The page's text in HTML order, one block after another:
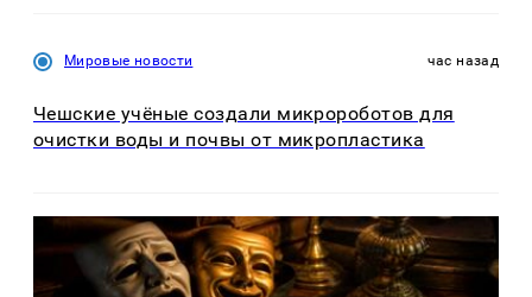
Мировые новости час назад
Чешские учёные создали микророботов для
очистки воды и почвы от микропластика